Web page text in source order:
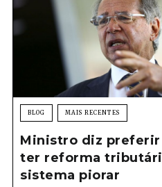
BLOG MAIS RECENTES
Ministro diz preferir
ter reforma
sistema piorar